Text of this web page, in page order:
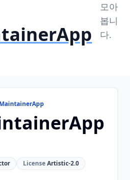
모아
봅니
다.
LicenseArtistic-2.0